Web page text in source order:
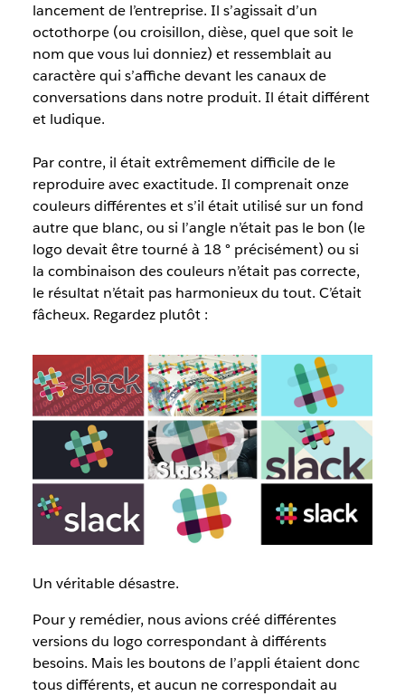
lancement de l’entreprise. Il s’agissait d’un
octothorpe (ou croisillon, dièse, quel que soit le
nom que vous lui donniez) et ressemblait au
caractère qui s’affiche devant les canaux de
conversations dans notre produit. Il était différent
et ludique.
Par contre, il était extrêmement difficile de le
reproduire avec exactitude. Il comprenait onze
couleurs différentes et s’il était utilisé sur un fond
autre que blanc, ou si l’angle n’était pas le bon (le
logo devait être tourné à 18 ° précisément) ou si
la combinaison des couleurs n’était pas correcte,
le résultat n’était pas harmonieux du tout. C’était
fâcheux. Regardez plutôt :
Un véritable désastre.
Pour y remédier, nous avions créé différentes
versions du logo correspondant à différents
besoins. Mais les boutons de l’appli étaient donc
tous différents, et aucun ne correspondait au